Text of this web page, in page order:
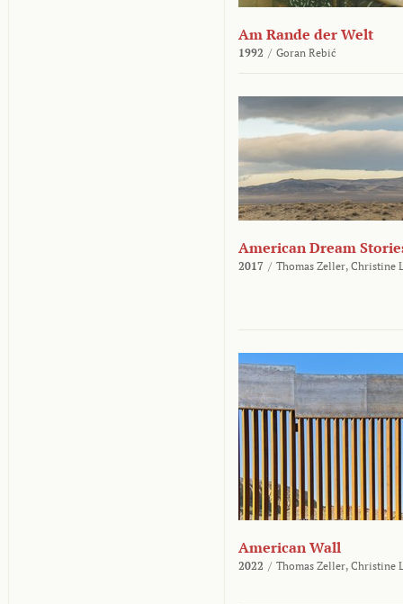
Am Rande der Welt
1992 / Goran Rebić
American Dream
2017 / Thomas Zeller, Christine
American Wall
2022 / Thomas Zeller, Christine